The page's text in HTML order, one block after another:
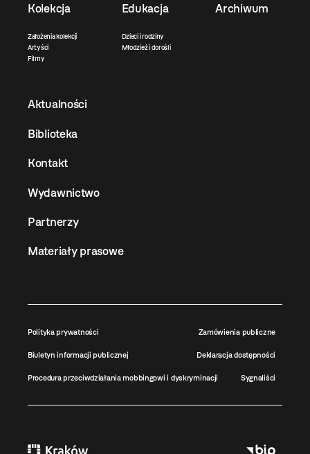
Kolekcja
Założenia kolekcji
Artyści
Filmy
Edukacja
Dzieci i rodziny
Młodzież i dorośli
Archiwum
Aktualności
Biblioteka
Kontakt
Wydawnictwo
Partnerzy
Materiały prasowe
Polityka prywatności Zamówienia publiczne
Biuletyn informacji publicznej Deklaracja dostępności
Procedura przeciwdziałania mobbingowi i dyskryminacji Sygnaliści